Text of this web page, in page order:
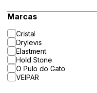
Marcas
Cristal
Drylevis
Elastment
Hold Stone
O Pulo do Gato
VEIPAR